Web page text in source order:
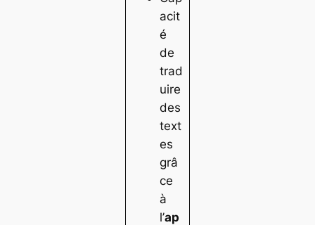
acit
é
de
trad
uire
des
text
es
grâ
ce
à
l’ap